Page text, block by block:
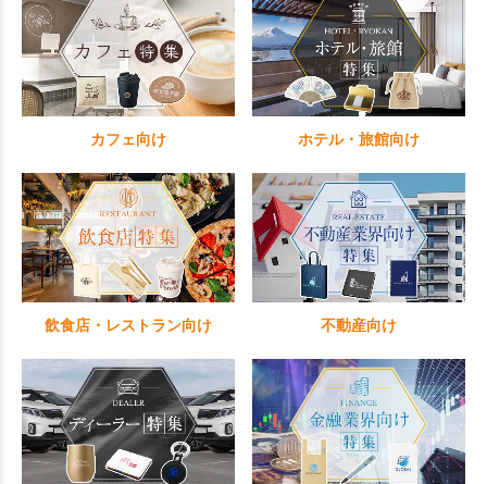
カフェ向け ホテル・旅館向け
飲食店・レストラン向け 不動産向け